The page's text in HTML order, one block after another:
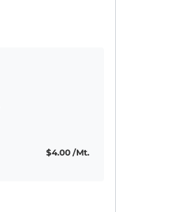
$4.00 /Mt.